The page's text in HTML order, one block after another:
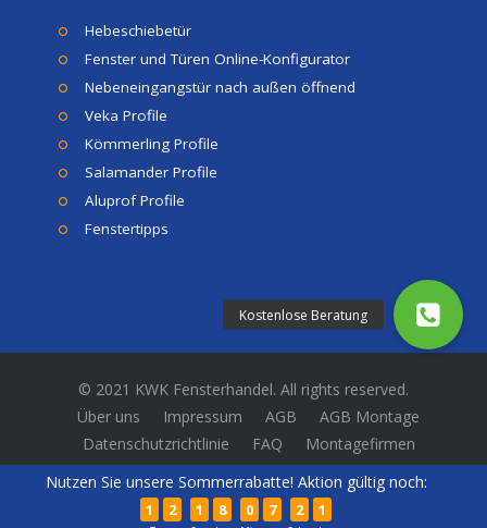
Nutzen Sie unsere Sommerrabatte! Aktion gültig noch:
1 2 1 8 0 7 2 1
Hebeschiebetür
Fenster und Türen Online-Konfigurator
Nebeneingangstür nach außen öffnend
Veka Profile
Kömmerling Profile
Salamander Profile
Aluprof Profile
Fenstertipps
© 2021 KWK Fensterhandel. All rights reserved.
Über uns
Impressum AGB
AGB Montage
Datenschutzrichtlinie
FAQ Montagefirmen